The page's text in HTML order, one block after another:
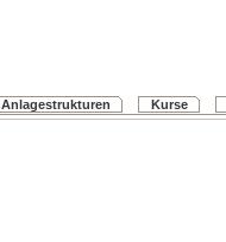
Anlagestrukturen Kurse